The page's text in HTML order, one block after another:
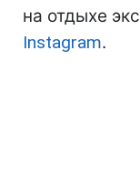
на отдыхе
Instagram.